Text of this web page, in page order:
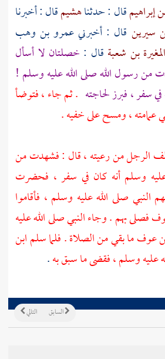
قال : حدثناهشيمقال : أخبرنا
سيرين قال : أخبرنيعمرو بن وهب
المغيرة بن شعبة قال : خصلتان لا أسأل
من رسول الله صلى الله عليه وسلم !
سفر ، فبرز لحاجته . ثم جاء ، فتوضأ
عمامته ، ومسح على خفيه .
الرجل من رعيته ، قال : فشهدت من
وسلم أنه كان في سفر ، فحضرت
النبي صلى الله عليه وسلم ، فأقاموا
فصلى بهم . وجاء النبي صلى الله عليه
عوفما بقي من الصلاة . فلما سلمابن
عليه وسلم ، فقضى ما سبق به.
التالي السابق